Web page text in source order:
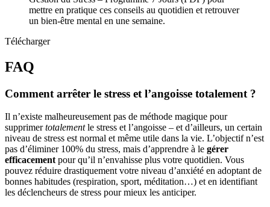
mettre en pratique ces conseils au quotidien et retrouver
un bien-être mental en une semaine.
Télécharger
FAQ
Comment arrêter le stress et l’angoisse totalement ?
Il n’existe malheureusement pas de méthode magique pour
supprimertotalementle stress et l’angoisse – et d’ailleurs, un certain
niveau de stress est normal et même utile dans la vie. L’objectif n’est
pas d’éliminer 100% du stress, mais d’apprendre à le gérer
efficacementpour qu’il n’envahisse plus votre quotidien. Vous
pouvez réduire drastiquement votre niveau d’anxiété en adoptant de
bonnes habitudes (respiration, sport, méditation…) et en identifiant
les déclencheurs de stress pour mieux les anticiper.